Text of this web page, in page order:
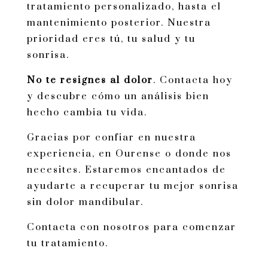
tratamiento personalizado, hasta el
mantenimiento posterior. Nuestra
prioridad eres tú, tu salud y tu
sonrisa.
No te resignes al dolor. Contacta hoy
y descubre cómo un análisis bien
hecho cambia tu vida.
Gracias por confiar en nuestra
experiencia, en Ourense o donde nos
necesites. Estaremos encantados de
ayudarte a recuperar tu mejor sonrisa
sin dolor mandibular.
Contacta con nosotros para comenzar
tu tratamiento.